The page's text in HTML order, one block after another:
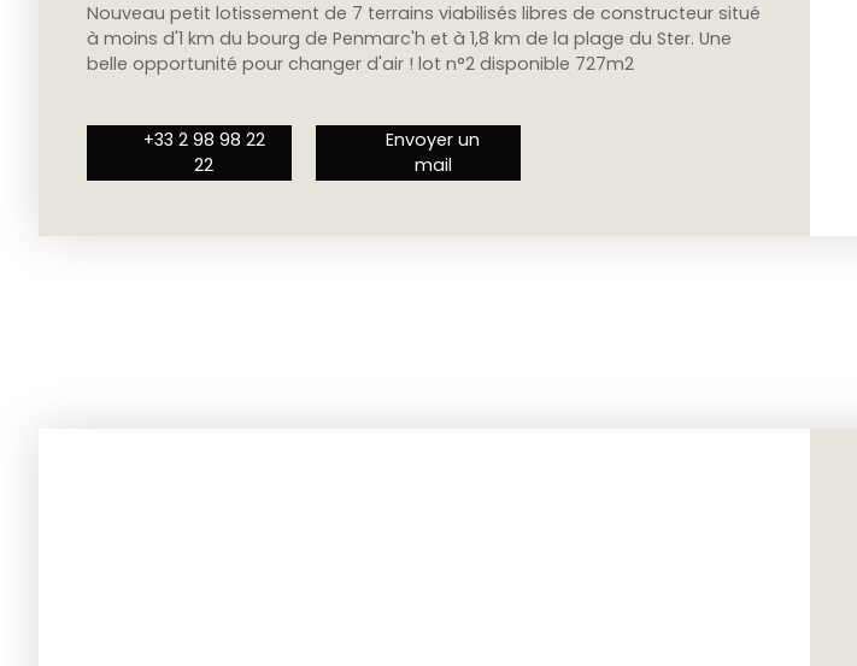
Nouveau petit lotissement de 7 terrains viabilisés libres de constructeur situé
à moins d'1 km du bourg de Penmarc'h et à 1,8 km de la plage du Ster. Une
belle opportunité pour changer d'air ! lot n°2 disponible 727m2
+33 2 98 98 22
22
Envoyer un
mail